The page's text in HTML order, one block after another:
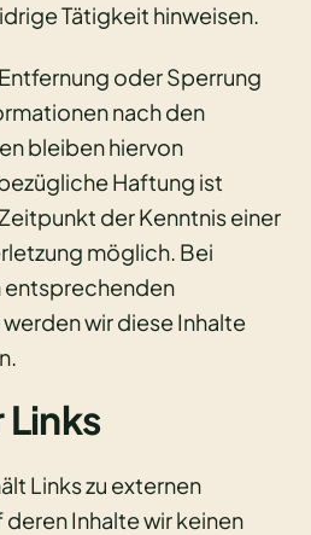
Tätigkeit hinweisen.
oder Sperrung
nach den
bleiben hiervon
Haftung ist
der Kenntnis einer
möglich. Bei
entsprechenden
wir diese Inhalte
Links zu externen
Inhalte wir keinen